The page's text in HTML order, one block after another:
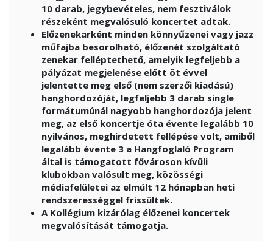
10 darab, jegybevételes, nem fesztiválok
részeként megvalósuló koncertet adtak.
Előzenekarként minden könnyűzenei vagy jazz
műfajba besorolható, élőzenét szolgáltató
zenekar felléptethető, amelyik legfeljebb a
pályázat megjelenése előtt öt évvel
jelentette meg első (nem szerzői kiadású)
hanghordozóját, legfeljebb 3 darab single
formátumúnál nagyobb hanghordozója jelent
meg, az első koncertje óta évente legalább 10
nyilvános, meghirdetett fellépése volt, amiből
legalább évente 3 a Hangfoglaló Program
által is támogatott fővároson kívüli
klubokban valósult meg, közösségi
médiafelületei az elmúlt 12 hónapban heti
rendszerességgel frissültek.
A Kollégium kizárólag élőzenei koncertek
megvalósítását támogatja.